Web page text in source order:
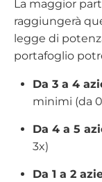
La maggior
raggiungerà
legge di
portafoglio
Da 3 a 4
minimi (da
Da 4 a 5
3x)
Da 1 a 2